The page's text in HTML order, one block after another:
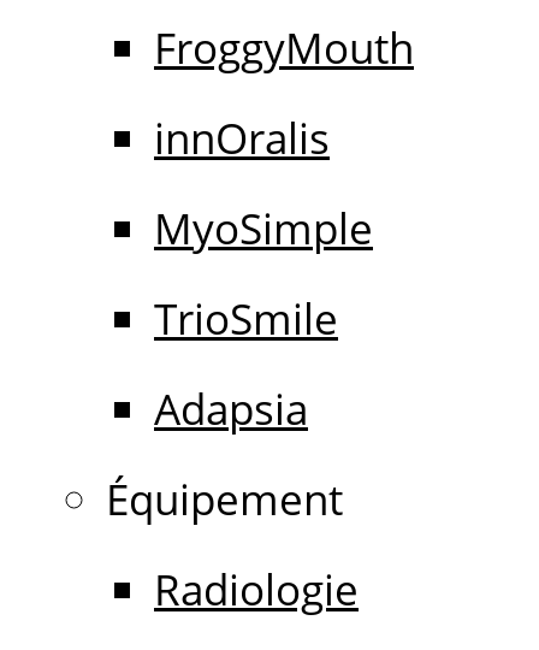
FroggyMouth
innOralis
MyoSimple
TrioSmile
Adapsia
Équipement
Radiologie